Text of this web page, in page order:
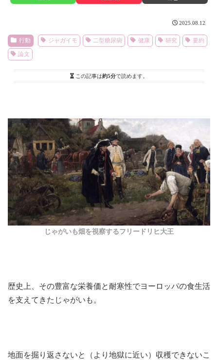
2025.08.12
行動 ジャガイモ 二型糖尿病 健康 研究
要約
論文
この記事は約5分で読めます。
じゃがいも畑を視察するフリードリヒ大王
歴史上、その豊富な栄養価と耐寒性でヨーロッパの食生活
を支えてきたじゃがいも。
地面を掘り返さないと（より地獄に近い）収穫できないこ